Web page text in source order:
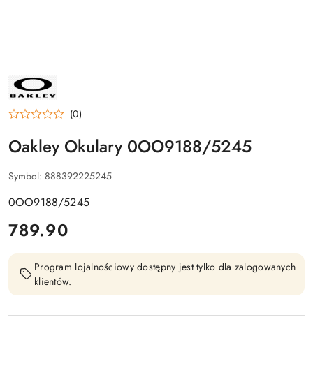
NAZWA
PRODUCENTA:
OAKLEY
(0)
Oakley Okulary 0OO9188/5245
Symbol: 888392225245
0OO9188/5245
cena:
789.90
Program lojalnościowy dostępny jest tylko dla zalogowanych
klientów.